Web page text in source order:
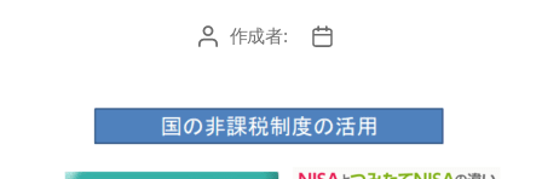
投 作成者:
投